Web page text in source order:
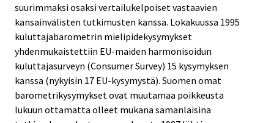
suurimmaksi osaksi vertailukelpoiset vastaavien
kansainvälisten tutkimusten kanssa. Lokakuussa 1995
kuluttajabarometrin mielipidekysymykset
yhdenmukaistettiin EU-maiden harmonisoidun
kuluttajasurveyn (Consumer Survey) 15 kysymyksen
kanssa (nykyisin 17 EU-kysymystä). Suomen omat
barometrikysymykset ovat muutamaa poikkeusta
lukuun ottamatta olleet mukana samanlaisina